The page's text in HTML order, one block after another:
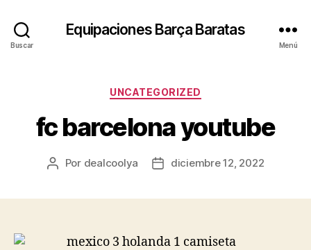
Buscar
Equipaciones Barça Baratas
Menú
Categorías
UNCATEGORIZED
fc barcelona youtube
Autor
Por dealcoolya
Fechadiciembre 12, 2022